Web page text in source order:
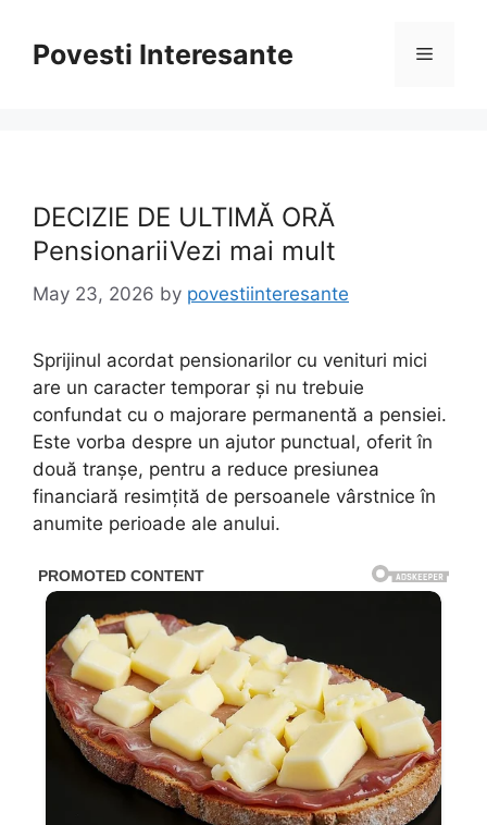
contentPovesti Interesante Menu
DECIZIE DE ULTIMĂ ORĂ
PensionariiVezi mai mult
May 23, 2026 by povestiinteresante
Sprijinul acordat pensionarilor cu venituri mici
are un caracter temporar și nu trebuie
confundat cu o majorare permanentă a pensiei.
Este vorba despre un ajutor punctual, oferit în
două tranșe, pentru a reduce presiunea
financiară resimțită de persoanele vârstnice în
anumite perioade ale anului.